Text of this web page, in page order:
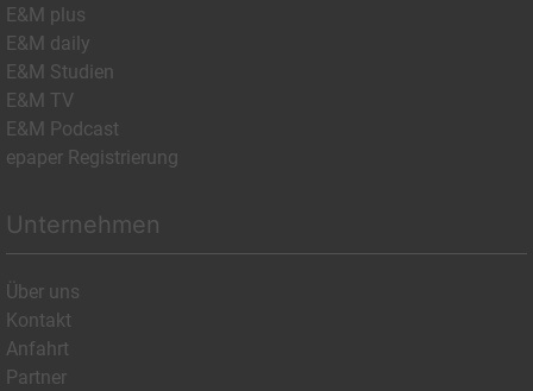
E&M plus
E&M daily
E&M Studien
E&M TV
E&M Podcast
epaper Registrierung
Unternehmen
Über uns
Kontakt
Anfahrt
Partner